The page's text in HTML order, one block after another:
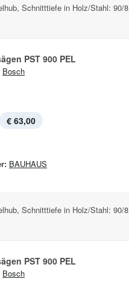
Schnitttiefe in Holz/Stahl: 90/8
PST 900 PEL
Bosch
€ 63,00
BAUHAUS
Schnitttiefe in Holz/Stahl: 90/8
PST 900 PEL
Bosch